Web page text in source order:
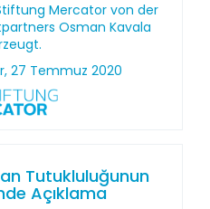
Mercator von der
Osman Kavala
27 Temmuz 2020
Tutukluluğunun
Açıklama